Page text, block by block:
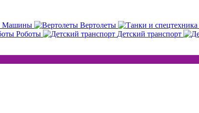
Машины Вертолеты
Роботы Детский транспорт